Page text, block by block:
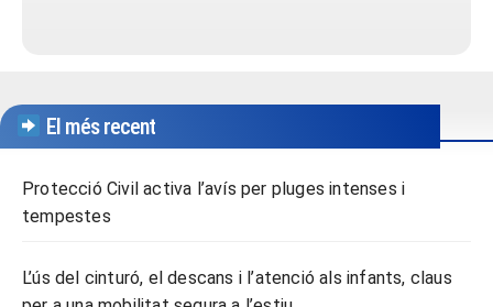
El més recent
Protecció Civil activa l’avís per pluges intenses i
tempestes
L’ús del cinturó, el descans i l’atenció als infants, claus